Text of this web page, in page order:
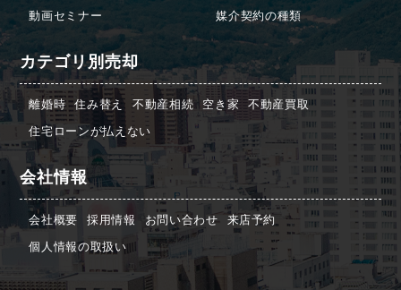
動画セミナー
媒介契約の種類
カテゴリ別売却
離婚時 住み替え 不動産相続 空き家
不動産買取
住宅ローンが払えない
会社情報
会社概要 採用情報 お問い合わせ
来店予約
個人情報の取扱い